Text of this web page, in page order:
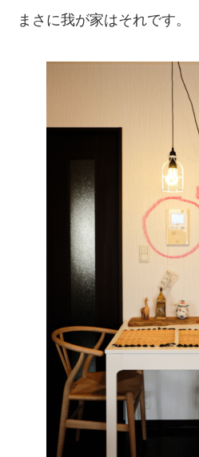
まさに我が家はそれです。